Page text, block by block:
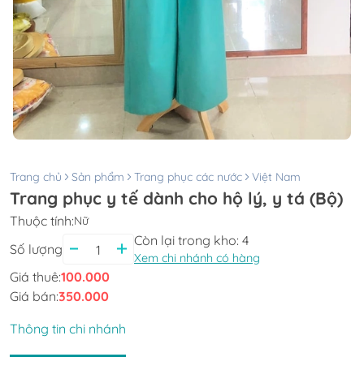
Trang chủ Sản phẩm Trang phục các nước Việt Nam
Trang phục y tế dành cho hộ lý, y tá (Bộ)
Thuộc tính:Nữ
Số lượng
Còn lại trong kho: 4
Xem chi nhánh có hàng
Giá thuê:100.000
Giá bán:350.000
Thông tin chi nhánh